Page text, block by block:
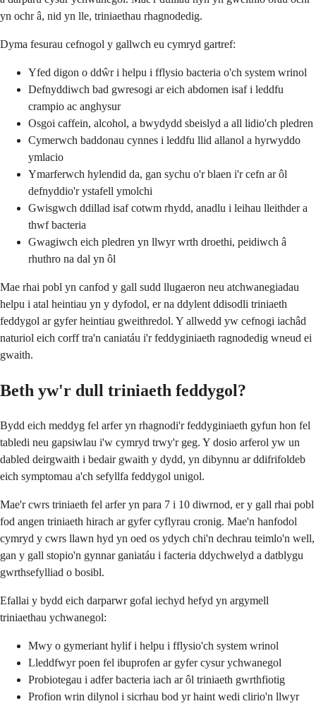
yn ochr â, nid yn lle, triniaethau rhagnodedig.
Dyma fesurau cefnogol y gallwch eu cymryd gartref:
Yfed digon o ddŵr i helpu i fflysio bacteria o'ch system wrinol
Defnyddiwch bad gwresogi ar eich abdomen isaf i leddfu
crampio ac anghysur
Osgoi caffein, alcohol, a bwydydd sbeislyd a all lidio'ch pledren
Cymerwch baddonau cynnes i leddfu llid allanol a hyrwyddo
ymlacio
Ymarferwch hylendid da, gan sychu o'r blaen i'r cefn ar ôl
defnyddio'r ystafell ymolchi
Gwisgwch ddillad isaf cotwm rhydd, anadlu i leihau lleithder a
thwf bacteria
Gwagiwch eich pledren yn llwyr wrth droethi, peidiwch â
rhuthro na dal yn ôl
Mae rhai pobl yn canfod y gall sudd llugaeron neu atchwanegiadau
helpu i atal heintiau yn y dyfodol, er na ddylent ddisodli triniaeth
feddygol ar gyfer heintiau gweithredol. Y allwedd yw cefnogi iachâd
naturiol eich corff tra'n caniatáu i'r feddyginiaeth ragnodedig wneud ei
gwaith.
Beth yw'r dull triniaeth feddygol?
Bydd eich meddyg fel arfer yn rhagnodi'r feddyginiaeth gyfun hon fel
tabledi neu gapsiwlau i'w cymryd trwy'r geg. Y dosio arferol yw un
dabled deirgwaith i bedair gwaith y dydd, yn dibynnu ar ddifrifoldeb
eich symptomau a'ch sefyllfa feddygol unigol.
Mae'r cwrs triniaeth fel arfer yn para 7 i 10 diwrnod, er y gall rhai pobl
fod angen triniaeth hirach ar gyfer cyflyrau cronig. Mae'n hanfodol
cymryd y cwrs llawn hyd yn oed os ydych chi'n dechrau teimlo'n well,
gan y gall stopio'n gynnar ganiatáu i facteria ddychwelyd a datblygu
gwrthsefylliad o bosibl.
Efallai y bydd eich darparwr gofal iechyd hefyd yn argymell
triniaethau ychwanegol:
Mwy o gymeriant hylif i helpu i fflysio'ch system wrinol
Lleddfwyr poen fel ibuprofen ar gyfer cysur ychwanegol
Probiotegau i adfer bacteria iach ar ôl triniaeth gwrthfiotig
Profion wrin dilynol i sicrhau bod yr haint wedi clirio'n llwyr